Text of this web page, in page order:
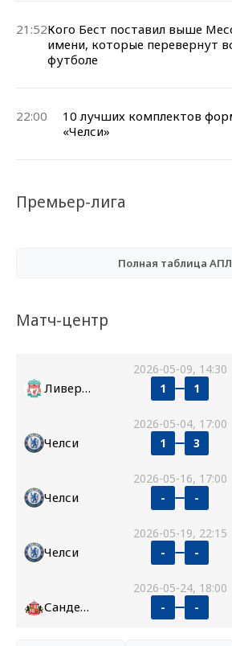
21:52Кого Бест поставил выше
имени, которые перевернут
футболе
22:00
10 лучших комплектов
«Челси»
Премьер-лига
Полная таблица
Матч-центр
2026-05-09, 14:30
Ливерпуль 1 1
2026-05-04, 17:00
Челси 1 3
2026-05-16, 17:00
Челси - -
2026-05-19, 22:15
Челси - -
2026-05-24, 18:00
Сандерленд - -